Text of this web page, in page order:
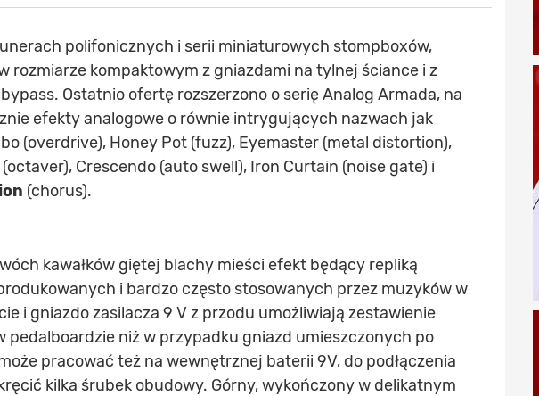
polifonicznych i serii miniaturowych stompboxów,
rozmiarze kompaktowym z gniazdami na tylnej ściance i z
Ostatnio ofertę rozszerzono o serię Analog Armada, na
efekty analogowe o równie intrygujących nazwach jak
(overdrive), Honey Pot (fuzz), Eyemaster (metal distortion),
Crescendo (auto swell), Iron Curtain (noise gate) i
(chorus).
kawałków giętej blachy mieści efekt będący repliką
i bardzo często stosowanych przez muzyków w
i gniazdo zasilacza 9 V z przodu umożliwiają zestawienie
pedalboardzie niż w przypadku gniazd umieszczonych po
pracować też na wewnętrznej baterii 9V, do podłączenia
kilka śrubek obudowy. Górny, wykończony w delikatnym